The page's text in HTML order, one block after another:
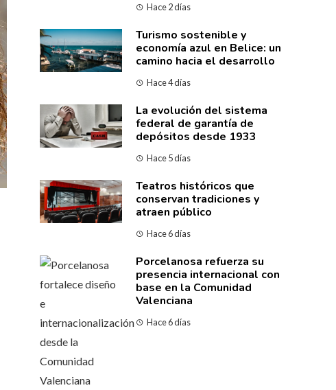
Hace 2 días
Turismo sostenible y
economía azul en Belice: un
camino hacia el desarrollo
Hace 4 días
La evolución del sistema
federal de garantía de
depósitos desde 1933
Hace 5 días
Teatros históricos que
conservan tradiciones y
atraen público
Hace 6 días
Porcelanosa refuerza su
presencia internacional con
base en la Comunidad
Valenciana
Hace 6 días